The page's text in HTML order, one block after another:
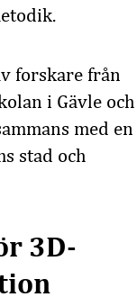
forskare från
i Gävle och
med en
stad och
3D-